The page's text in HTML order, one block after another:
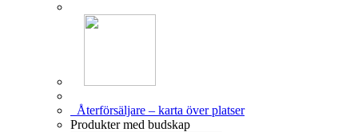
Återförsäljare – karta över platser
Produkter med budskap